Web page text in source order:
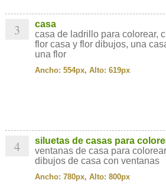
3
casa
casa de ladrillo para colorear,
flor casa y flor dibujos, una
una flor
Ancho: 554px, Alto: 619px
4
siluetas de casas para
ventanas de casa para
dibujos de casa con ventanas
Ancho: 780px, Alto: 800px